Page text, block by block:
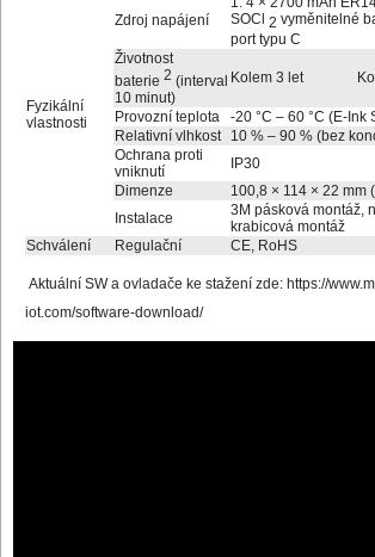
Fyzikální
vlastnosti
Zdroj napájení
SOCl 2 vyměnitelné
port typu C
Životnost
baterie 2 (interval
10 minut)
Kolem 3 let
Provozní teplota
-20 °C – 60 °C (E-Ink
Relativní vlhkost
10 % – 90 % (bez
Ochrana proti
vniknutí
IP30
Dimenze
100,8 × 114 × 22 mm
Instalace
3M pásková montáž,
krabicová montáž
Schválení
Regulační CE, RoHS
Aktuální SW a ovladače ke stažení zde: https://
iot.com/software-download/